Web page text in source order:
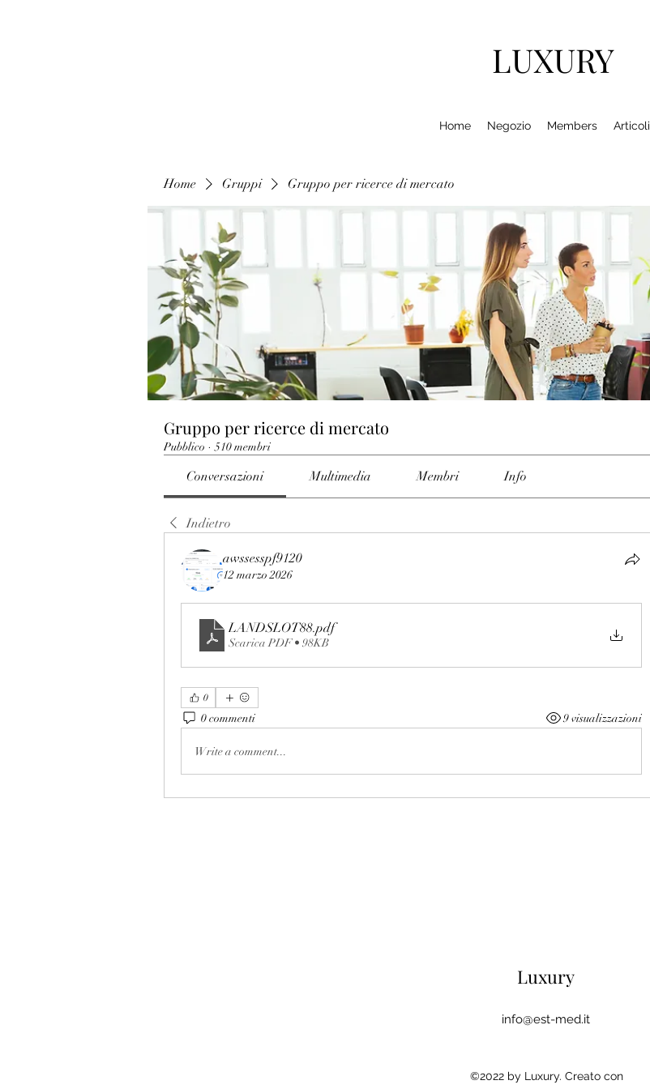
LUXURY
Home Negozio Members Articoli
Home Gruppi Gruppo per ricerce di mercato
Gruppo per ricerce di mercato
Pubblico · 510 membri
Conversazioni Multimedia Membri Info
Indietro
awssesspf9120
12 marzo 2026
LANDSLOT88.pdf
Scarica PDF • 98KB
0
0 commenti 9 visualizzazioni
Write a comment...
Luxury
info@est-med.it
©2022 by Luxury. Creato con